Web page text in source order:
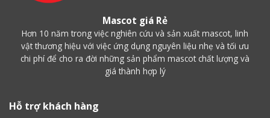
Mascot giá Rẻ
Hơn 10 năm trong việc nghiên cứu và sản xuất mascot, linh
vật thương hiệu với việc ứng dụng nguyên liệu nhẹ và tối ưu
chi phí để cho ra đời những sản phẩm mascot chất lượng và
giá thành hợp lý
Hỗ trợ khách hàng